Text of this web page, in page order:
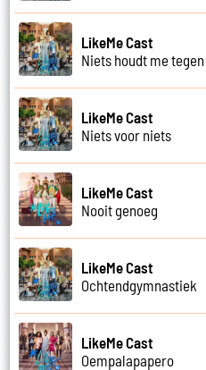
LikeMe Cast
Niets houdt me tegen
LikeMe Cast
Niets voor niets
LikeMe Cast
Nooit genoeg
LikeMe Cast
Ochtendgymnastiek
LikeMe Cast
Oempalapapero